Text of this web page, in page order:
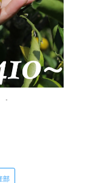
部